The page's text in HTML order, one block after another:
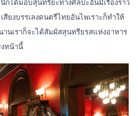
ก็ได้มอบสุนทรียะทางศิลปะอันมีเรื่องราว
สียงบรรเลงดนตรีไทยอันไพเราะก็ทำให้
นเราก็จะได้สัมผัสสุนทรียรสแห่งอาหาร
งหน้านี้